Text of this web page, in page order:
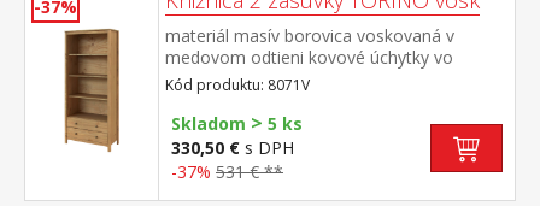
-37%
materiál masív borovica voskovaná v
medovom odtieni kovové úchytky vo
farebnom prevedení černená mosadz tri
police, dve zásuvky s kovovými pojazdmi
Kód produktu: 8071V
Skladom > 5 ks
330,50 € s DPH
-37% 531 € **